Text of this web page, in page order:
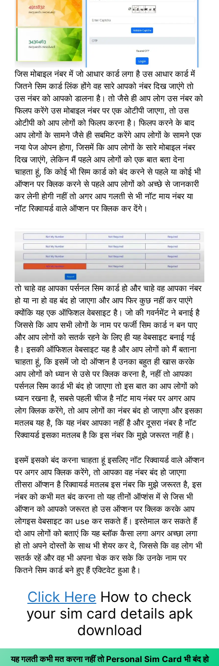
जिस मोबाइल नंबर में जो आधार कार्ड लगा है उस आधार कार्ड में
जितने सिम कार्ड लिंक होंगे वह सारे आपको नंबर दिख जाएंगे तो
उस नंबर को आपको डालना है। तो जैसे ही आप लोग उस नंबर को
फिलप करेंगे उस मोबाइल नंबर पर एक ओटीपी जाएगा, तो उस
ओटीपी को आप लोगों को फिलप करना है। फिलप करने के बाद
आप लोगों के सामने जैसे ही सबमिट करेंगे आप लोगों के सामने एक
नया पेज ओपन होगा, जिसमें कि आप लोगों के सारे मोबाइल नंबर
दिख जाएंगे, लेकिन मैं पहले आप लोगों को एक बात बता देना
चाहता हूं, कि कोई भी सिम कार्ड को बंद करने से पहले या कोई भी
ऑप्शन पर क्लिक करने से पहले आप लोगों को अच्छे से जानकारी
कर लेनी होगी नहीं तो अगर आप गलती से भी नॉट माय नंबर या
नॉट रिक्वायर्ड वाले ऑप्शन पर क्लिक कर देंगे।
तो चाहे वह आपका पर्सनल सिम कार्ड हो और चाहे वह आपका नंबर
हो या ना हो वह बंद हो जाएगा और आप फिर कुछ नहीं कर पाएंगे
क्योंकि यह एक ऑफिशल वेबसाइट है। जो की गवर्नमेंट ने बनाई है
जिससे कि आप सभी लोगों के नाम पर फर्जी सिम कार्ड न बन पाए
और आप लोगों को सतर्क रहने के लिए ही यह वेबसाइट बनाई गई
है। इसकी ऑफिशल वेबसाइट यह है और आप लोगों को मैं बताना
चाहता हूं, कि इसमें जो दो ऑप्शन है उनका बहुत ही खास करके
आप लोगों को ध्यान से उसे पर क्लिक करना है, नहीं तो आपका
पर्सनल सिम कार्ड भी बंद हो जाएगा तो इस बात का आप लोगों को
ध्यान रखना है, सबसे पहली चीज है नॉट माय नंबर पर अगर आप
लोग क्लिक करेंगे, तो आप लोगों का नंबर बंद हो जाएगा और इसका
मतलब यह है, कि यह नंबर आपका नहीं है और दूसरा नंबर है नॉट
रिक्वायर्ड इसका मतलब है कि इस नंबर कि मुझे जरूरत नहीं है।
इसमें इसको बंद करना चाहता हूं इसलिए नॉट रिक्वायर्ड वाले ऑप्शन
पर अगर आप क्लिक करेंगे, तो आपका वह नंबर बंद हो जाएगा
तीसरा ऑप्शन है रिक्वायर्ड मतलब इस नंबर कि मुझे जरूरत है, इस
नंबर को कभी मत बंद करना तो यह तीनों ऑप्शंस में से जिस भी
ऑप्शन को आपको जरूरत हो उस ऑप्शन पर क्लिक करके आप
लोगइस वेबसाइट का use कर सकते हैं। इस्तेमाल कर सकते हैं
दो आप लोगों को बताएं कि यह ब्लॉक कैसा लगा अगर अच्छा लगा
हो तो अपने दोस्तों के साथ भी शेयर कर दे, जिससे कि वह लोग भी
सतर्क रहें और वह भी अपना चेक कर सके कि उनके नाम पर
कितने सिम कार्ड बने हुए हैं एक्टिवेट हुआ है।
Click Here How to check
your sim card details apk
download
यह गलती कभी मत करना नहीं तो Personal Sim Card भी बंद हो